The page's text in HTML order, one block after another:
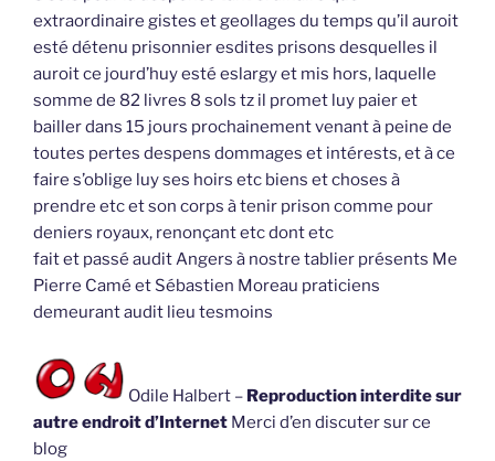
extraordinaire gistes et geollages du temps qu’il auroit
esté détenu prisonnier esdites prisons desquelles il
auroit ce jourd’huy esté eslargy et mis hors, laquelle
somme de 82 livres 8 sols tz il promet luy paier et
bailler dans 15 jours prochainement venant à peine de
toutes pertes despens dommages et intérests, et à ce
faire s’oblige luy ses hoirs etc biens et choses à
prendre etc et son corps à tenir prison comme pour
deniers royaux, renonçant etc dont etc
fait et passé audit Angers à nostre tablier présents Me
Pierre Camé et Sébastien Moreau praticiens
demeurant audit lieu tesmoins
Odile Halbert – Reproduction interdite sur
autre endroit d’Internet Merci d’en discuter sur ce
blog